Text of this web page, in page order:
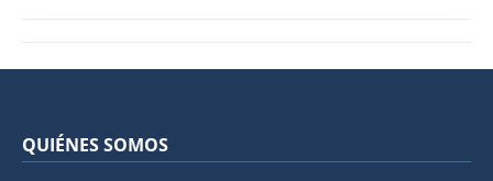
QUIÉNES SOMOS